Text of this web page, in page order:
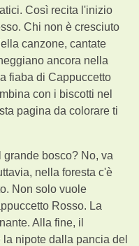
Così recita l'inizio
Chi non è cresciuto
canzone, cantate
ancora nella
fiaba di Cappuccetto
con i biscotti nel
pagina da colorare ti
bosco? No, va
nella foresta c'è
Non solo vuole
Rosso. La
Alla fine, il
nipote dalla pancia del